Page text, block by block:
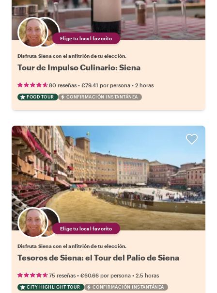
Elige tu local favorito
Disfruta Siena con el anfitrión de tu elección.
Tour de Impulso Culinario: Siena
80 reseñas • €79.41 por persona • 2 horas
FOOD TOUR CONFIRMACIÓN INSTANTÁNEA
Elige tu local favorito
Disfruta Siena con el anfitrión de tu elección.
Tesoros de Siena: el Tour del Palio de Siena
75 reseñas • €60.66 por persona • 2.5 horas
CITY HIGHLIGHT TOUR CONFIRMACIÓN INSTANTÁNEA